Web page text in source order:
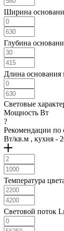
Ширина
Глубина
Длина основания
Световые
Мощность Вт
?
Рекомендации по
Вт/кв.м , кухня -
Температура
Световой поток